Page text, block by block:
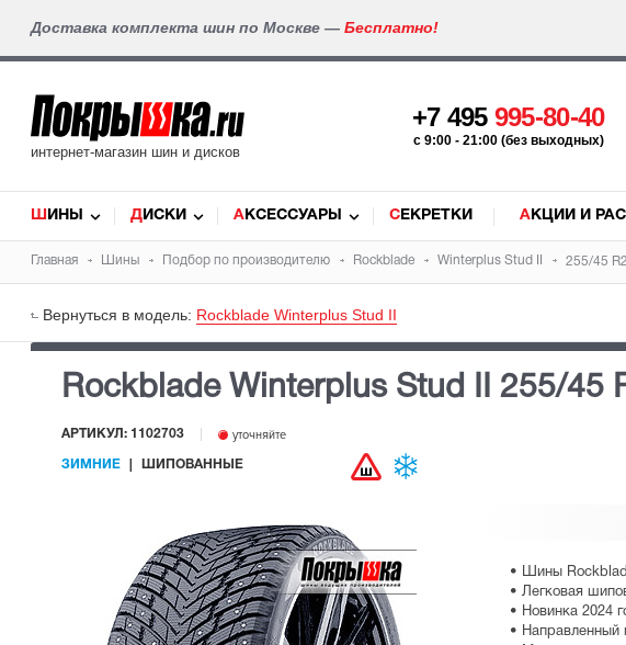
Доставка комплекта шин по Москве — Бесплатно!
интернет-магазин шин и дисков
+7 495 995-80-40
c 9:00 - 21:00 (без выходных)
ШИНЫ ДИСКИ АКСЕССУАРЫ СЕКРЕТКИ АКЦИИ И
Главная Шины Подбор по производителю Rockblade Winterplus Stud II 255/45
Вернуться в модель: Rockblade Winterplus Stud II
Rockblade Winterplus Stud II 255/45
АРТИКУЛ: 1102703 уточняйте
ЗИМНИЕ ШИПОВАННЫЕ
• Шины
• Легковая
• Новинка 2024
• Направленный